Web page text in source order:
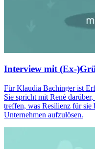
Interview mit (Ex-
Für Klaudia Bachinger ist
Sie spricht mit René
treffen, was Resilienz für sie
Unternehmen aufzulösen.